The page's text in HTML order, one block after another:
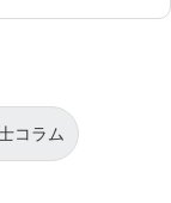
コラム